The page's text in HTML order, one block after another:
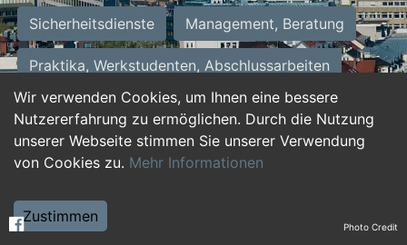
Wir verwenden Cookies, um Ihnen eine bessere
Nutzererfahrung zu ermöglichen. Durch die Nutzung
unserer Webseite stimmen Sie unserer Verwendung
von Cookies zu. Mehr Informationen
Zustimmen
Sicherheitsdienste Management, Beratung
Praktika, Werkstudenten, Abschlussarbeiten
Personalwesen Assistenz, Sekretariat
Hilfskräfte, Aushilfs- und Nebenjobs
Weiterbildung, Studium, duale Ausbildung Photo Credit